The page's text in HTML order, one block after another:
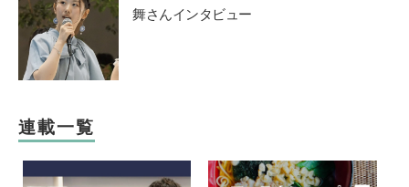
舞さんインタビュー
連載一覧